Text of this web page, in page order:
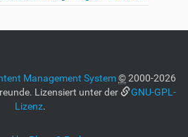
Management System©2000-2026
Lizensiert unter der
GNU-GPL-
Lizenz.